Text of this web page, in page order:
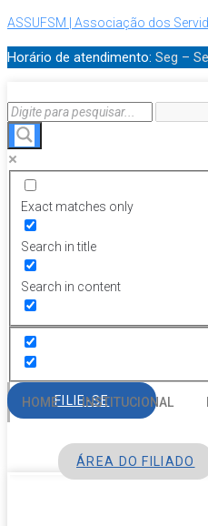
ASSUFSM | Associação dos
Horário de atendimento: Seg –
Exact matches only
Search in title
Search in content
HOME INSTITUCIONAL
FILIE-SE
ÁREA DO FILIADO